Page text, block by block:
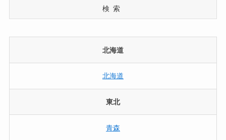
検索
北海道
北海道
東北
青森